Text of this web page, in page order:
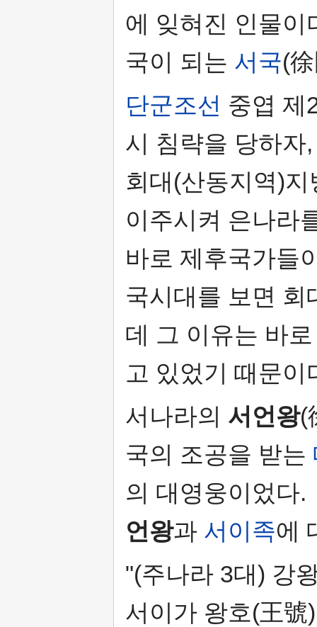
에 잊혀진 인물
국이 되는 서국(
단군조선 중엽 제
시 침략을 당하자
회대(산동지역)
이주시켜 은나라
바로 제후국가들
국시대를 보면 회
데 그 이유는 바
고 있었기 때문이
서나라의 서언왕(
국의 조공을 받는
의 대영웅이었다
언왕과 서이족에
"(주나라 3대) 강
서이가 왕호(王